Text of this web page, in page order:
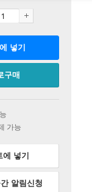
넣기
구매
가능
에 넣기
알림신청